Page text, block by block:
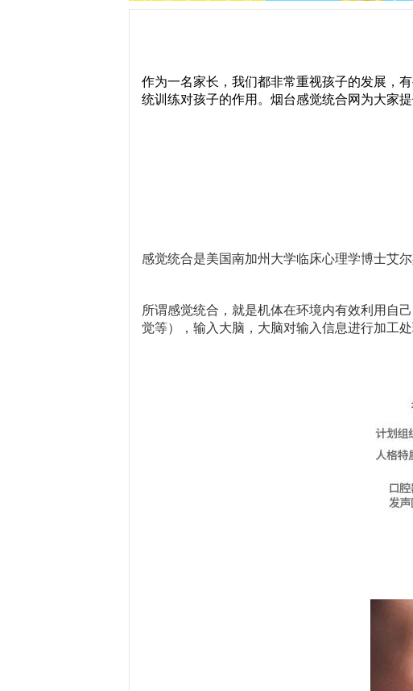
作为一名家长，我们都非常重视孩子的发展，
统训练对孩子的作用。烟台感觉统合网为大家
感觉统合是美国南加州大学临床心理学博士艾
所谓感觉统合，就是机体在环境内有效利用自
觉等），输入大脑，大脑对输入信息进行加工